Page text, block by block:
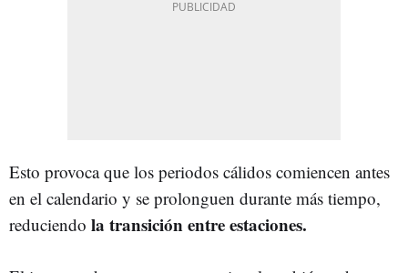
Esto provoca que los periodos cálidos comiencen antes
en el calendario y se prolonguen durante más tiempo,
reduciendo la transición entre estaciones.